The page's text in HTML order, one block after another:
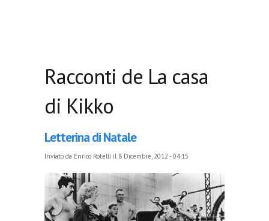
Racconti de La casa
di Kikko
Letterina di Natale
Inviato da Enrico Rotelli il 8 Dicembre, 2012 - 04:15